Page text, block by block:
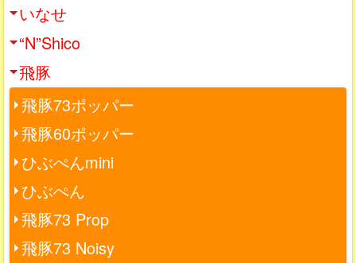
いなせ
“N”Shico
飛豚
飛豚73ポッパー
飛豚60ポッパー
ひぶぺんmini
ひぶぺん
飛豚73 Prop
飛豚73 Noisy